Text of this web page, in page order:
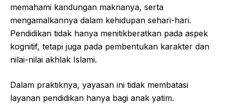
memahami kandungan maknanya, serta
mengamalkannya dalam kehidupan sehari-hari.
Pendidikan tidak hanya menitikberatkan pada aspek
kognitif, tetapi juga pada pembentukan karakter dan
nilai-nilai akhlak Islami.
Dalam praktiknya, yayasan ini tidak membatasi
layanan pendidikan hanya bagi anak yatim.